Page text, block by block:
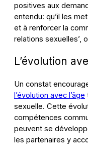
positives aux
entendu: qu’il les
et à renforcer la
relations sexuelles’,
L’évolution
Un constat
l’évolution avec l’âge
sexuelle. Cette
compétences
peuvent se
les partenaires y